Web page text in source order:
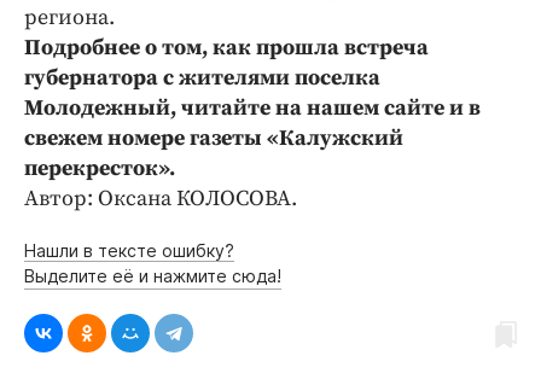
региона.
Подробнее о том, как прошла встреча
губернатора с жителями поселка
Молодежный, читайте на нашем сайте и в
свежем номере газеты «Калужский
перекресток».
Автор: Оксана КОЛОСОВА.
Нашли в тексте ошибку?
Выделите её и нажмите сюда!